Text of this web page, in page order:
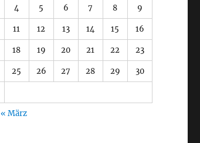
4 5 6 7 8 9
11 12 13 14 15 16
18 19 20 21 22 23
25 26 27 28 29 30
« März